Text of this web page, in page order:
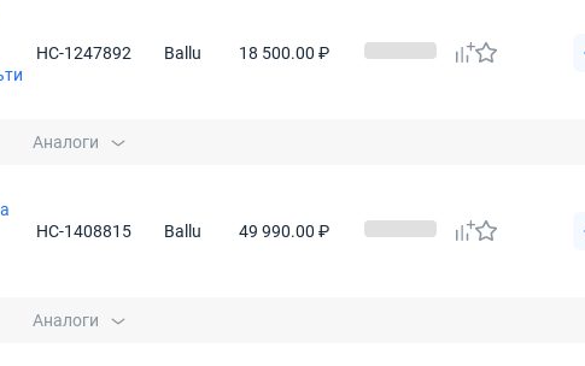
НС-1247892 Ballu 18 500.00 ₽
Аналоги
НС-1408815 Ballu 49 990.00 ₽
Аналоги